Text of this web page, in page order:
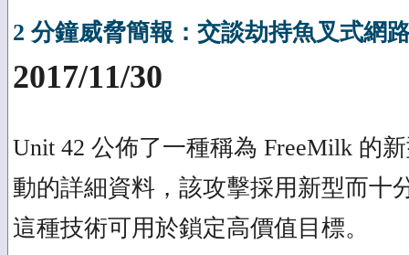
2 分鐘威脅簡報：交談劫持魚叉式網
2017/11/30
Unit 42 公佈了一種稱為 FreeMilk 的
動的詳細資料，該攻擊採用新型而十
這種技術可用於鎖定高價值目標。